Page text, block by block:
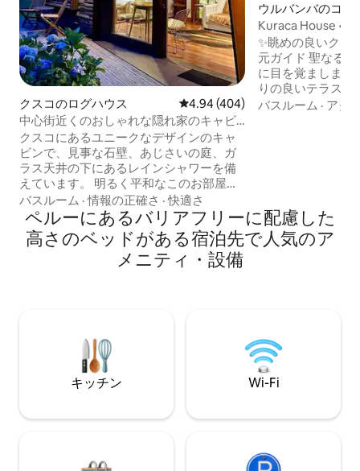
クスコのログハウス レビュー404件、5つ星中4.94つ
4.94 (404)
中心街近くのおしゃれな隠れ家のキャビ
ン
クスコにあるユニークなデザインのキャ
ビンで、見事な石壁、あじさいの庭、ガ
ラス天井の下にあるレインシャワーを備
えています。 明るく平和なこのお部屋
は、モダンな快適さと自然が融合し、屋
内外で穏やかな雰囲気を感じさせます。
プラサ・デ・アルマスとサクサイワマン
までわずか10分で、便利さと静けさの両
方を兼ね備えています。 インカの伝統に
庭園）があります。他の宿泊先をご希望
の方は、お気軽にお問い合わせくださ
バスルーム ·情報の正確さ ·快適さ
ウルバンバのコテ
Kuraca House •
✨眺めの良いクラ
元ガイド 聖なる谷の息をのむような景色
に目を覚ましまし
りの良いテラス
でのひとときに最
谷の景色 • 📍 戦
ョン • 🌟オーナー
立つヒントをご案
バスルーム · アク
ペルーにあるバリアフリーに配慮した
高さのベッドがある宿泊先で人気のア
メニティ・設備
キッチン Wi-Fi